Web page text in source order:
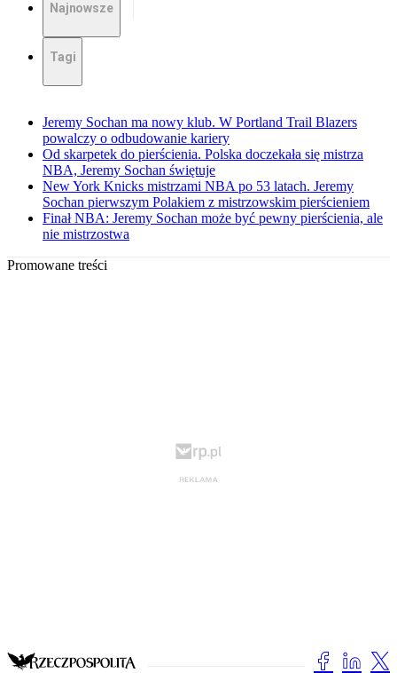
Najnowsze
Tagi
Jeremy Sochan ma nowy klub. W Portland Trail Blazers
powalczy o odbudowanie kariery
Od skarpetek do pierścienia. Polska doczekała się mistrza
NBA, Jeremy Sochan świętuje
New York Knicks mistrzami NBA po 53 latach. Jeremy
Sochan pierwszym Polakiem z mistrzowskim pierścieniem
Finał NBA: Jeremy Sochan może być pewny pierścienia, ale
nie mistrzostwa
Promowane treści